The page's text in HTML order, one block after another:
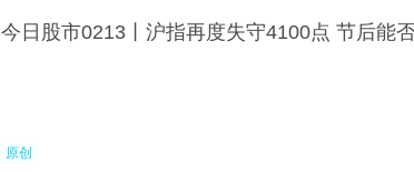
今日股市0213丨沪指再度失守4100点 节后能
原创